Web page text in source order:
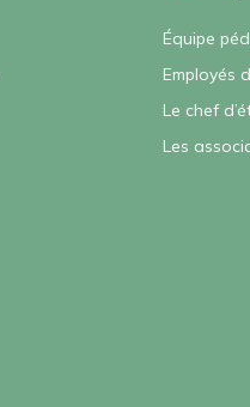
Équipe
Employés
Le chef
Les